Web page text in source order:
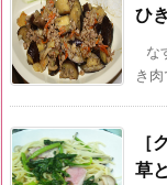
ひ
な
き
［
草